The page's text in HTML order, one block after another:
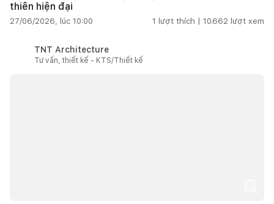
thiên hiện đại
27/06/2026, lúc 10:00 1 lượt thích | 10.662 lượt xem
TNT Architecture
Tư vấn, thiết kế - KTS/Thiết kế